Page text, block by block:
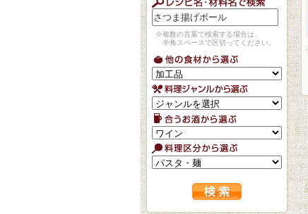
※複数の言葉で検索する場合は、
半角スペースで区切ってください。